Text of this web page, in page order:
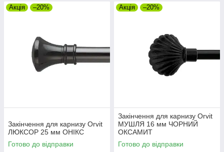
Акція –20%
Закінчення для карнизу Orvit
ЛЮКСОР 25 мм ОНІКС
Готово до відправки
Акція –20%
Закінчення для карнизу Orvit
МУШЛЯ 16 мм ЧОРНИЙ
ОКСАМИТ
Готово до відправки